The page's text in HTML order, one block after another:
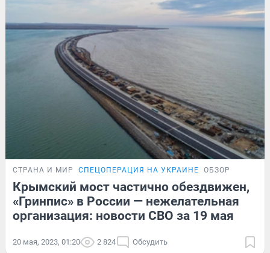
СТРАНА И МИР СПЕЦОПЕРАЦИЯ НА УКРАИНЕ ОБЗОР
Крымский мост частично обездвижен,
«Гринпис» в России — нежелательная
организация: новости СВО за 19 мая
20 мая, 2023, 01:20 2 824 Обсудить